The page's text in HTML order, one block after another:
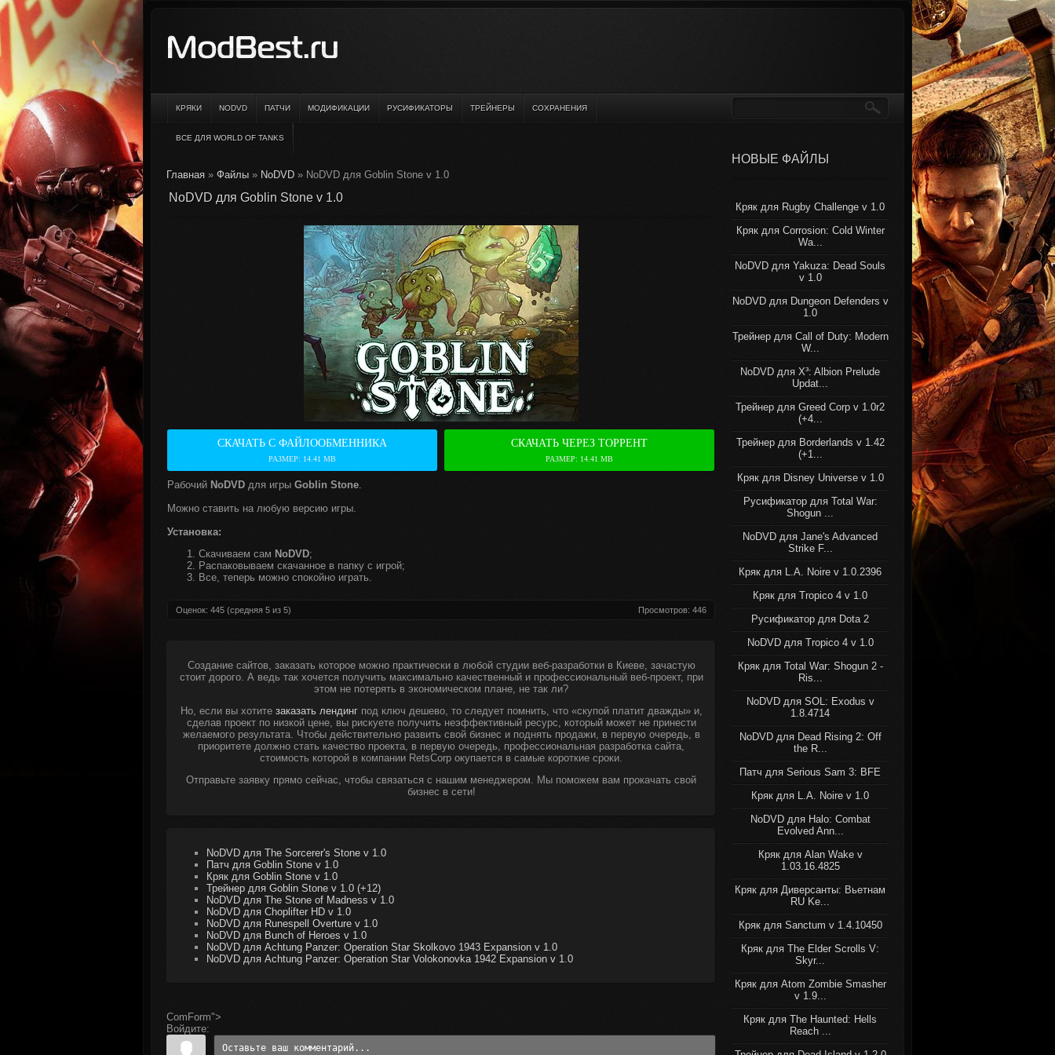
КРЯКИ NODVD ПАТЧИ МОДИФИКАЦИИ РУСИФИКАТОРЫ ТРЕЙНЕРЫ СОХРАНЕНИЯ
ВСЕ ДЛЯ WORLD OF TANKS
НОВЫЕ ФАЙЛЫ
Кряк для Rugby Challenge v 1.0
Кряк для Corrosion: Cold Winter
Wa...
NoDVD для Yakuza: Dead Souls
v 1.0
NoDVD для Dungeon Defenders v
1.0
Трейнер для Call of Duty: Modern
W...
NoDVD для X³: Albion Prelude
Updat...
Трейнер для Greed Corp v 1.0r2
(+4...
Трейнер для Borderlands v 1.42
(+1...
Кряк для Disney Universe v 1.0
Русификатор для Total War:
Shogun ...
NoDVD для Jane's Advanced
Strike F...
Кряк для L.A. Noire v 1.0.2396
Кряк для Tropico 4 v 1.0
Русификатор для Dota 2
NoDVD для Tropico 4 v 1.0
Кряк для Total War: Shogun 2 -
Ris...
NoDVD для SOL: Exodus v
1.8.4714
NoDVD для Dead Rising 2: Off
the R...
Патч для Serious Sam 3: BFE
Кряк для L.A. Noire v 1.0
NoDVD для Halo: Combat
Evolved Ann...
Кряк для Alan Wake v
1.03.16.4825
Кряк для Диверсанты: Вьетнам
RU Ke...
Кряк для Sanctum v 1.4.10450
Кряк для The Elder Scrolls V:
Skyr...
Кряк для Atom Zombie Smasher
v 1.9...
Кряк для The Haunted: Hells
Reach ...
Главная » Файлы » NoDVD » NoDVD для Goblin Stone v 1.0
NoDVD для Goblin Stone v 1.0
СКАЧАТЬ С ФАЙЛООБМЕННИКА
РАЗМЕР: 14.41 MB
СКАЧАТЬ ЧЕРЕЗ ТОРРЕНТ
РАЗМЕР: 14.41 MB
Рабочий NoDVD для игры Goblin Stone.
Можно ставить на любую версию игры.
Установка:
Скачиваем сам NoDVD;
Распаковываем скачанное в папку с игрой;
Все, теперь можно спокойно играть.
Просмотров: 446
Оценок: 445 (средняя 5 из 5)
Создание сайтов, заказать которое можно практически в любой студии веб-разработки в Киеве, зачастую
стоит дорого. А ведь так хочется получить максимально качественный и профессиональный веб-проект, при
этом не потерять в экономическом плане, не так ли?
Но, если вы хотите заказать лендингпод ключ дешево, то следует помнить, что «скупой платит дважды» и,
сделав проект по низкой цене, вы рискуете получить неэффективный ресурс, который может не принести
желаемого результата. Чтобы действительно развить свой бизнес и поднять продажи, в первую очередь, в
приоритете должно стать качество проекта, в первую очередь, профессиональная разработка сайта,
стоимость которой в компании RetsCorp окупается в самые короткие сроки.
Отправьте заявку прямо сейчас, чтобы связаться с нашим менеджером. Мы поможем вам прокачать свой
бизнес в сети!
NoDVD для The Sorcerer's Stone v 1.0
Патч для Goblin Stone v 1.0
Кряк для Goblin Stone v 1.0
Трейнер для Goblin Stone v 1.0 (+12)
NoDVD для The Stone of Madness v 1.0
NoDVD для Choplifter HD v 1.0
NoDVD для Runespell Overture v 1.0
NoDVD для Bunch of Heroes v 1.0
NoDVD для Achtung Panzer: Operation Star Skolkovo 1943 Expansion v 1.0
NoDVD для Achtung Panzer: Operation Star Volokonovka 1942 Expansion v 1.0
ComForm">
Войдите: